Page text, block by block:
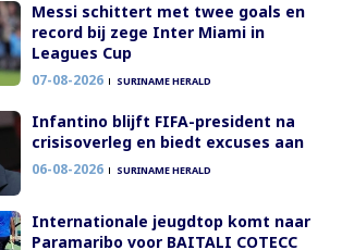
Messi schittert met twee goals en
record bij zege Inter Miami in
Leagues Cup
07-08-2026 SURINAME HERALD
Infantino blijft FIFA-president na
crisisoverleg en biedt excuses aan
06-08-2026 SURINAME HERALD
Internationale jeugdtop komt naar
Paramaribo voor BAITALI COTECC